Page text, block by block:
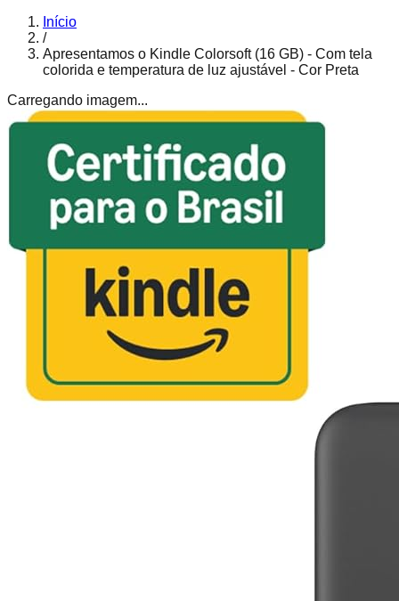
Início
/
Apresentamos o Kindle Colorsoft (16 GB) - Com tela
colorida e temperatura de luz ajustável - Cor Preta
Carregando imagem...